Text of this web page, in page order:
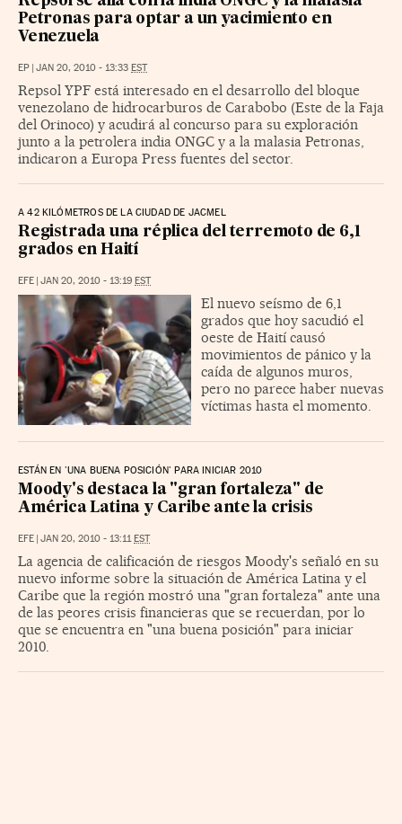
Petronas para optar a un yacimiento en
Venezuela
EP | JAN 20, 2010 - 13:33 EST
Repsol YPF está interesado en el desarrollo del bloque
venezolano de hidrocarburos de Carabobo (Este de la Faja
del Orinoco) y acudirá al concurso para su exploración
junto a la petrolera india ONGC y a la malasia Petronas,
indicaron a Europa Press fuentes del sector.
A 42 KILÓMETROS DE LA CIUDAD DE JACMEL
Registrada una réplica del terremoto de 6,1
grados en Haití
EFE | JAN 20, 2010 - 13:19 EST
El nuevo seísmo de 6,1
grados que hoy sacudió el
oeste de Haití causó
movimientos de pánico y la
caída de algunos muros,
pero no parece haber nuevas
víctimas hasta el momento.
ESTÁN EN 'UNA BUENA POSICIÓN' PARA INICIAR 2010
Moody's destaca la "gran fortaleza" de
América Latina y Caribe ante la crisis
EFE | JAN 20, 2010 - 13:11 EST
La agencia de calificación de riesgos Moody's señaló en su
nuevo informe sobre la situación de América Latina y el
Caribe que la región mostró una "gran fortaleza" ante una
de las peores crisis financieras que se recuerdan, por lo
que se encuentra en "una buena posición" para iniciar
2010.